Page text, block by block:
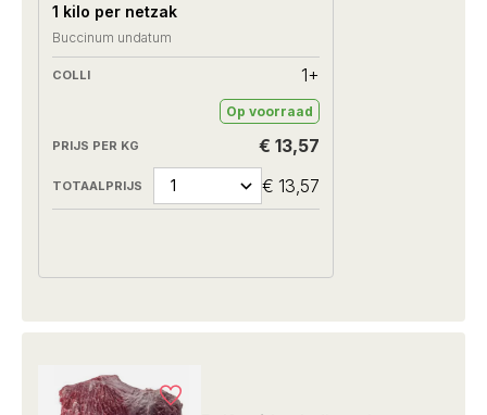
1 kilo per netzak
Buccinum undatum
1+
Op voorraad
€ 13,57
€ 13,57